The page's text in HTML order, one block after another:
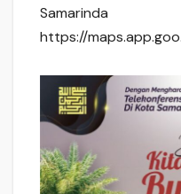
Samarinda
https://